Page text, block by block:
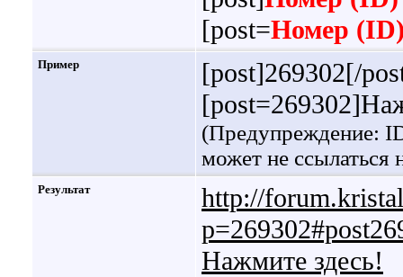
[post=Номер
Пример
[post]269302[/
(Предупреждение:
может не
Результат
http://
Нажмите здесь!